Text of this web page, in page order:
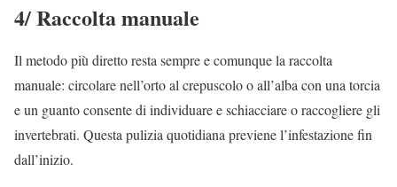
4/ Raccolta manuale
Il metodo più diretto resta sempre e comunque la raccolta
manuale: circolare nell’orto al crepuscolo o all’alba con una torcia
e un guanto consente di individuare e schiacciare o raccogliere gli
invertebrati. Questa pulizia quotidiana previene l’infestazione fin
dall’inizio.